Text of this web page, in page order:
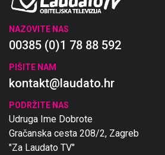
NAZOVITE NAS
00385 (0)1 78 88 592
PIŠITE NAM
kontakt@laudato.hr
PODRŽITE NAS
Udruga Ime Dobrote
Gračanska cesta 208/2, Zagreb
"Za Laudato TV"